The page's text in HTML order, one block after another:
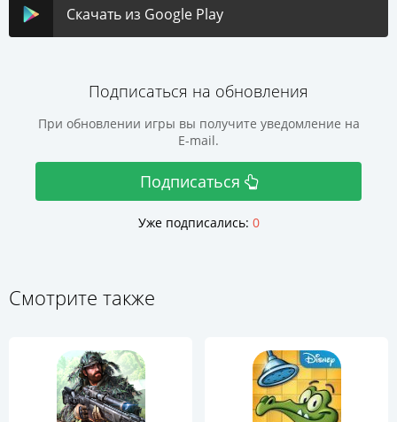
Скачать из Google Play
Подписаться на обновления
При обновлении игры вы получите уведомление на
E-mail.
Подписаться
Уже подписались: 0
Смотрите также